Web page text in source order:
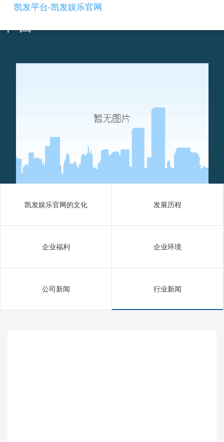
排针排母连接器是什么-凯发
凯发平台-凯发娱乐官网
凯发娱乐官网的文化 发展历程
企业福利 企业环境
公司新闻 行业新闻